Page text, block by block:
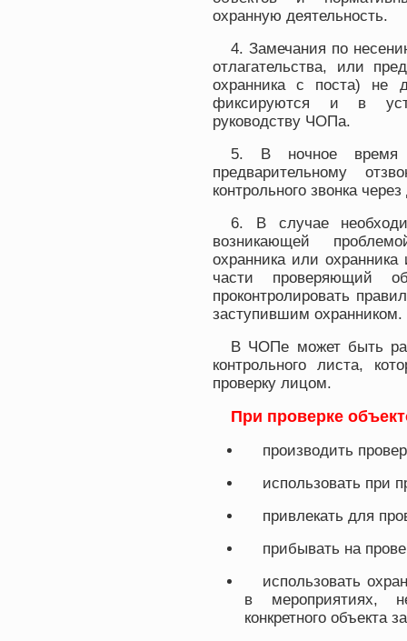
охранную деятельность.
4. Замечания по
отлагательства, или
охранника с поста) не
фиксируются и в
руководству ЧОПа.
5. В ночное время
предварительному
контрольного звонка
6. В случае
возникающей
охранника или охранника
части проверяющий
проконтролировать
заступившим охранником.
В ЧОПе может быть
контрольного листа,
проверку лицом.
При проверке
производить
использовать при
привлекать для
прибывать на
использовать
в мероприятиях,
конкретного объекта